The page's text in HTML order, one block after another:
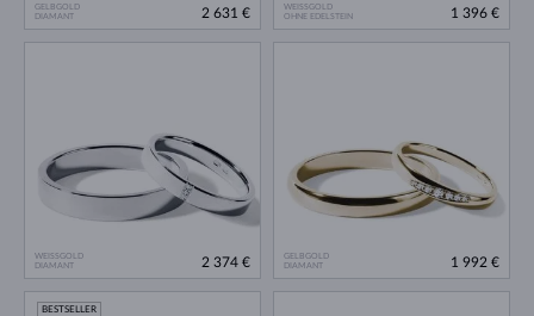
GELBGOLD
DIAMANT
2 631 €
WEISSGOLD
OHNE EDELSTEIN
1 396 €
WEISSGOLD
DIAMANT
2 374 €
GELBGOLD
DIAMANT
1 992 €
BESTSELLER